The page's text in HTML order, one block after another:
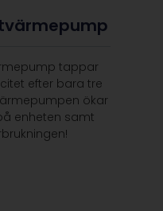
tappar
efter bara tre
ökar
enheten samt